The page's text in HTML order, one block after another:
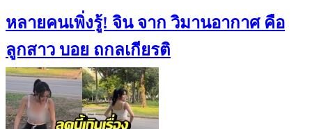
หลายคนเพิ่งรู้! จิน จาก วิมานอากาศ คือ
ลูกสาว บอย ถกลเกียรติ